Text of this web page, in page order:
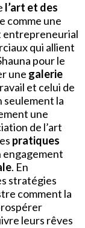
l’art et des
comme une
entrepreneurial
qui allient
pour le
une galerie
et celui de
seulement la
une
de l’art
pratiques
engagement
. En
stratégies
comment la
leurs rêves